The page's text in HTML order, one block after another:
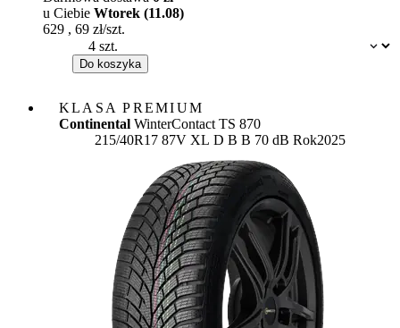
Dostępność:
u Ciebie Wtorek (11.08)
629 , 69 zł/szt.
Do koszyka
KLASA PREMIUM
Continental WinterContact TS 870
215/40R17 87V XL Etykieta:
D B B 70 dB Rok2025